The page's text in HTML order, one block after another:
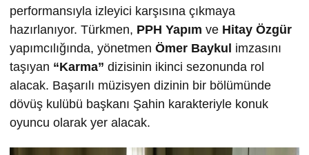
performansıyla izleyici karşısına çıkmaya
hazırlanıyor. Türkmen, PPH Yapım ve Hitay Özgür
yapımcılığında, yönetmen Ömer Baykul imzasını
taşıyan “Karma” dizisinin ikinci sezonunda rol
alacak. Başarılı müzisyen dizinin bir bölümünde
dövüş kulübü başkanı Şahin karakteriyle konuk
oyuncu olarak yer alacak.